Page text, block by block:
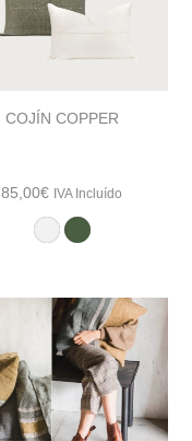
COJÍN COPPER
85,00€ IVA Incluído